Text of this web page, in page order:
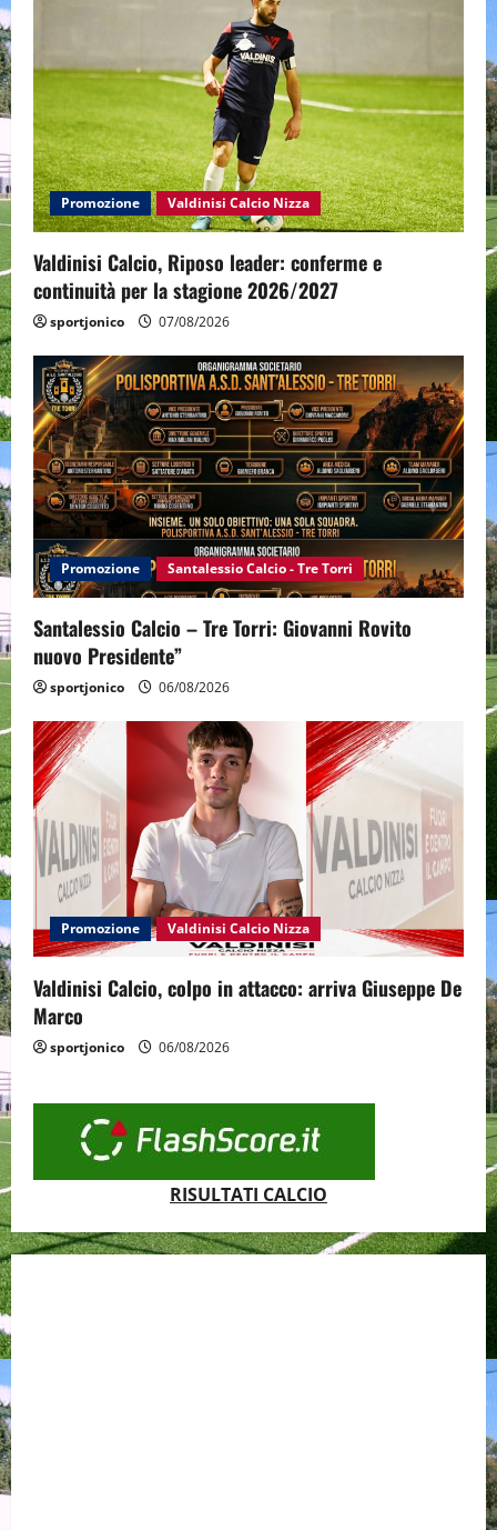
a
t
i
o
n
Promozione Valdinisi Calcio Nizza
Valdinisi Calcio, Riposo leader: conferme e
continuità per la stagione 2026/2027
sportjonico 07/08/2026
Promozione Santalessio Calcio - Tre Torri
Santalessio Calcio – Tre Torri: Giovanni Rovito
nuovo Presidente”
sportjonico 06/08/2026
Promozione Valdinisi Calcio Nizza
Valdinisi Calcio, colpo in attacco: arriva Giuseppe De
Marco
sportjonico 06/08/2026
RISULTATI CALCIO